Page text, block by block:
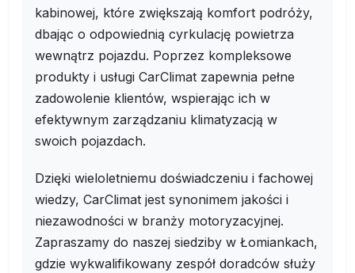
kabinowej, które zwiększają komfort podróży,
dbając o odpowiednią cyrkulację powietrza
wewnątrz pojazdu. Poprzez kompleksowe
produkty i usługi CarClimat zapewnia pełne
zadowolenie klientów, wspierając ich w
efektywnym zarządzaniu klimatyzacją w
swoich pojazdach.
Dzięki wieloletniemu doświadczeniu i fachowej
wiedzy, CarClimat jest synonimem jakości i
niezawodności w branży motoryzacyjnej.
Zapraszamy do naszej siedziby w Łomiankach,
gdzie wykwalifikowany zespół doradców służy